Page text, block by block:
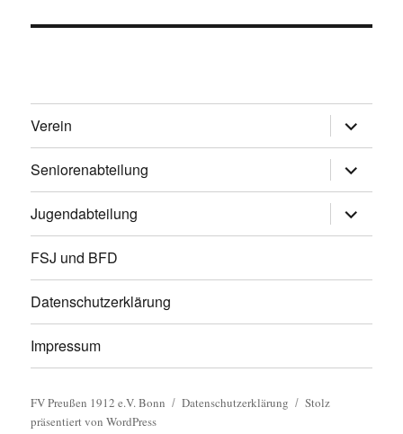
Verein
öffnen
Seniorenabteilung
öffnen
Jugendabteilung
öffnen
FSJ und BFD
Datenschutzerklärung
Impressum
FV Preußen 1912 e.V. Bonn Datenschutzerklärung
Stolz
präsentiert von WordPress